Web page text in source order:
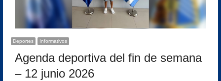
Deportes Informativos
Agenda deportiva del fin de semana
– 12 junio 2026